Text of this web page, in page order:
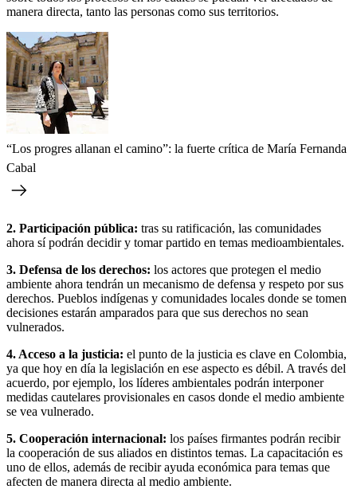
manera directa, tanto las personas como sus territorios.
“Los progres allanan el camino”: la fuerte crítica de María Fernanda
Cabal
2. Participación pública: tras su ratificación, las comunidades
ahora sí podrán decidir y tomar partido en temas medioambientales.
3. Defensa de los derechos: los actores que protegen el medio
ambiente ahora tendrán un mecanismo de defensa y respeto por sus
derechos. Pueblos indígenas y comunidades locales donde se tomen
decisiones estarán amparados para que sus derechos no sean
vulnerados.
4. Acceso a la justicia: el punto de la justicia es clave en Colombia,
ya que hoy en día la legislación en ese aspecto es débil. A través del
acuerdo, por ejemplo, los líderes ambientales podrán interponer
medidas cautelares provisionales en casos donde el medio ambiente
se vea vulnerado.
5. Cooperación internacional: los países firmantes podrán recibir
la cooperación de sus aliados en distintos temas. La capacitación es
uno de ellos, además de recibir ayuda económica para temas que
afecten de manera directa al medio ambiente.